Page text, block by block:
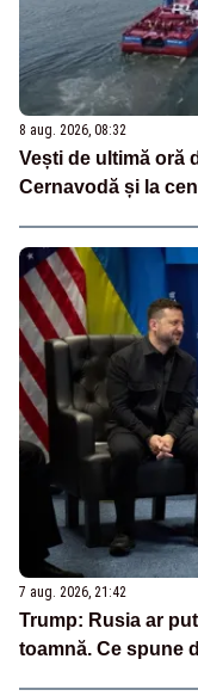
8 aug. 2026, 08:32
Vești de ultimă oră
Cernavodă și la
7 aug. 2026, 21:42
Trump: Rusia ar
toamnă. Ce spune